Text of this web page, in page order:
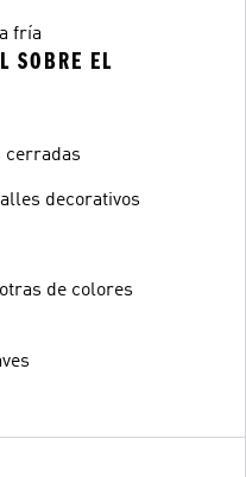
fría
SOBRE EL
cerradas
decorativos
de colores